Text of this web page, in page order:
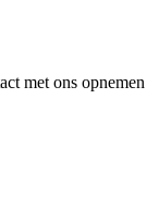
met ons opnemen